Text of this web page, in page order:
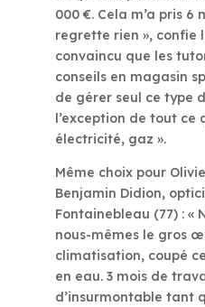
000 €. Cela m’a pris 6
regrette rien », confie
convaincu que les
conseils en magasin
de gérer seul ce type
l’exception de tout ce
électricité, gaz ».
Même choix pour
Benjamin Didion,
Fontainebleau (77) : «
nous-mêmes le gros
climatisation, coupé
en eau. 3 mois de
d’insurmontable tant